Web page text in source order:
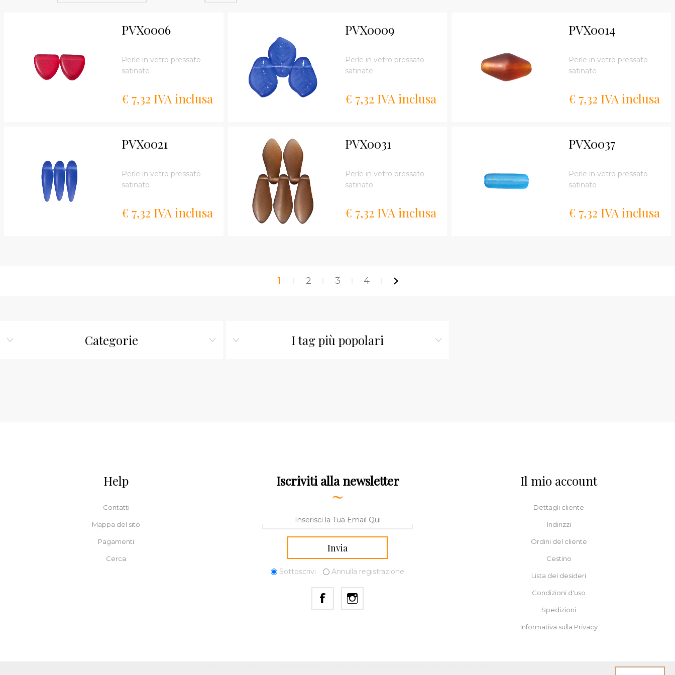
PVX0006
Perle in vetro pressato
satinate
€ 7,32 IVA inclusa
PVX0009
Perle in vetro pressato
satinate
€ 7,32 IVA inclusa
PVX0014
Perle in vetro pressato
satinate
€ 7,32 IVA inclusa
PVX0021
Perle in vetro pressato
satinato
€ 7,32 IVA inclusa
PVX0031
Perle in vetro pressato
satinato
€ 7,32 IVA inclusa
PVX0037
Perle in vetro pressato
satinato
€ 7,32 IVA inclusa
1 2 3 4
Categorie I tag più popolari
Help
Contatti
Mappa del sito
Pagamenti
Cerca
Iscriviti alla newsletter
Sottoscrivi Annulla registrazione
Il mio account
Dettagli cliente
Indirizzi
Ordini del cliente
Cestino
Lista dei desideri
Condizioni d'uso
Spedizioni
Informativa sulla Privacy